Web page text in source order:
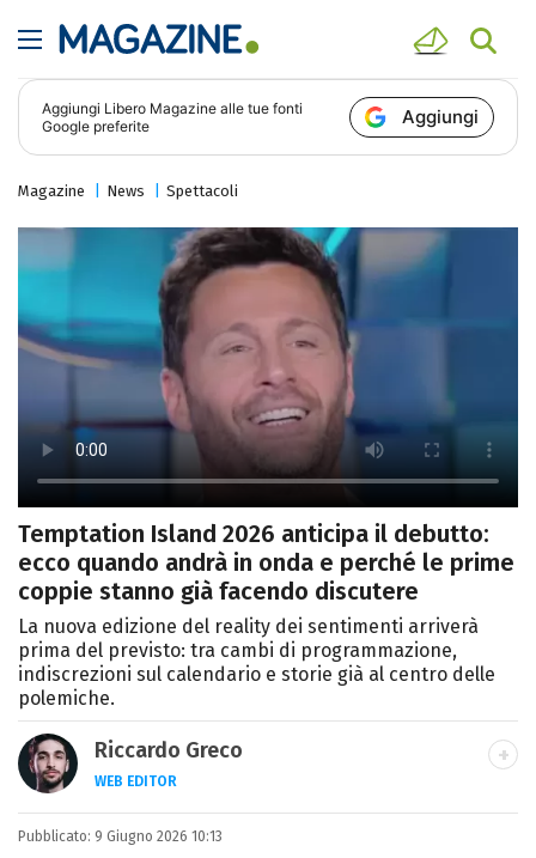
Aggiungi Libero Magazine alle tue fonti
Google preferite
Aggiungi
Magazine News Spettacoli
Temptation Island 2026 anticipa il debutto:
ecco quando andrà in onda e perché le prime
coppie stanno già facendo discutere
La nuova edizione del reality dei sentimenti arriverà
prima del previsto: tra cambi di programmazione,
indiscrezioni sul calendario e storie già al centro delle
polemiche.
Riccardo Greco
WEB EDITOR
LINKEDIN
Si avvicina all'editoria studiando all'IED
Pubblicato: 9 Giugno 2026 10:13